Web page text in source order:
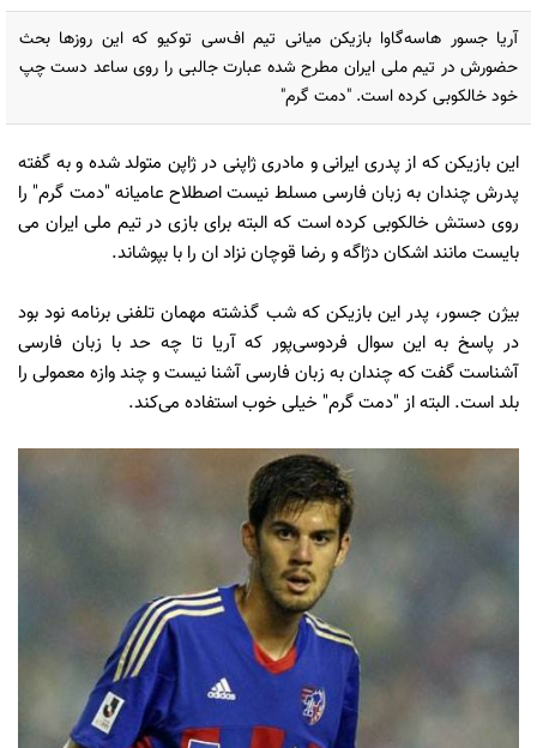
آریا جسور هاسه‌گاوا بازیکن میانی تیم اف‌سی توکیو که این روزها بحث
حضورش در تیم ملی ایران مطرح شده عبارت جالبی را روی ساعد دست چپ
خود خالکوبی کرده است. "دمت گرم"
این بازیکن که از پدری ایرانی و مادری ژاپنی در ژاپن متولد شده و به گفته
پدرش چندان به زبان فارسی مسلط نیست اصطلاح عامیانه "دمت گرم" را
روی دستش خالکوبی کرده است که البته برای بازی در تیم ملی ایران می
بایست مانند اشکان دژاگه و رضا قوچان نزاد ان را با بپوشاند.
بیژن جسور، پدر این بازیکن که شب گذشته مهمان تلفنی برنامه نود بود
در پاسخ به این سوال فردوسی‌پور که آریا تا چه حد با زبان فارسی
آشناست گفت که چندان به زبان فارسی آشنا نیست و چند وازه معمولی را
بلد است. البته از "دمت گرم" خیلی خوب استفاده می‌کند.